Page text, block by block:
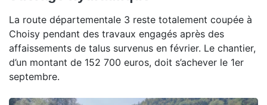
La route départementale 3 reste totalement coupée à
Choisy pendant des travaux engagés après des
affaissements de talus survenus en février. Le chantier,
d’un montant de 152 700 euros, doit s’achever le 1er
septembre.